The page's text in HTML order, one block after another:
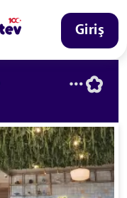
Giriş